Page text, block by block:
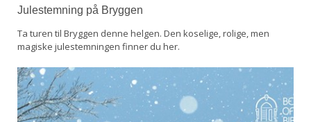
Julestemning på Bryggen
Ta turen til Bryggen denne helgen. Den koselige, rolige, men
magiske julestemningen finner du her.